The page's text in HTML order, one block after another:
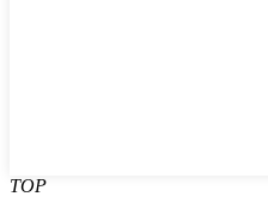
TOP